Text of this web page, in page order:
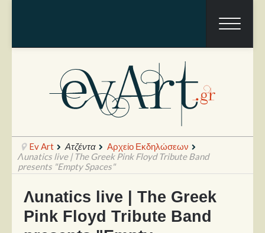
Ραπόρτο
Live & Συναυλίες
Ev Art Ατζέντα
Αρχείο Εκδηλώσεων
Λunatics live | The Greek Pink Floyd Tribute Band
presents "Empty Spaces"
Λunatics live | The Greek
Pink Floyd Tribute Band